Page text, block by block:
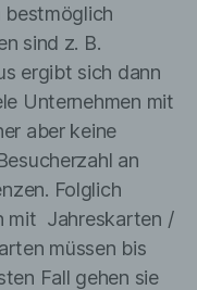
bestmöglich
sind z. B.
ergibt sich dann
Unternehmen mit
aber keine
an
Folglich
mit Jahreskarten /
müssen bis
Fall gehen sie